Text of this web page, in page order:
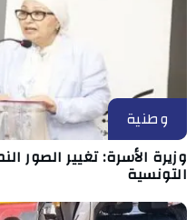
وطنية
وزيرة الأسرة: تغيير الصور
التونسية